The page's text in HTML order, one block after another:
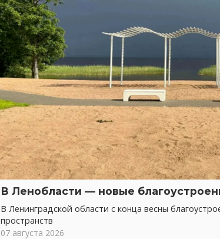
В Ленобласти — новые
В Ленинградской области с конца весны
пространств
07 августа 2026